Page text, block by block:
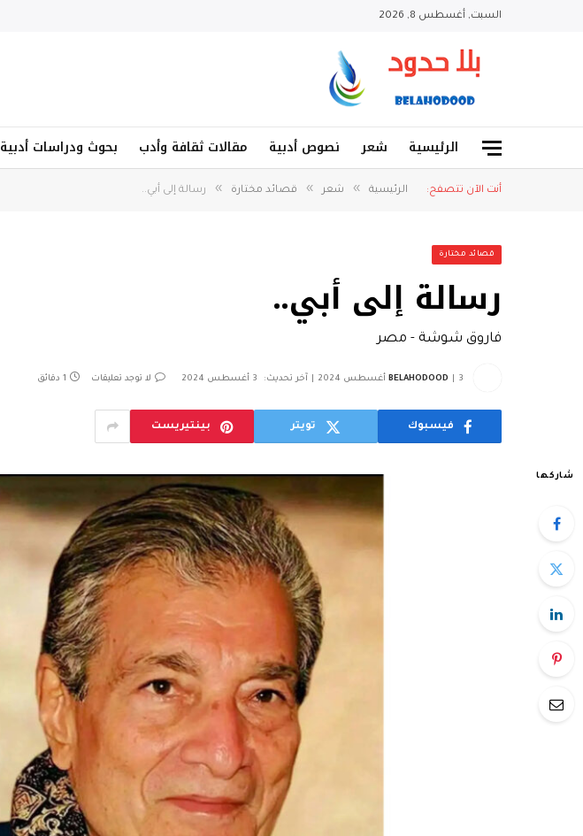
السبت, أغسطس 8, 2026
الرئيسية شعر نصوص أدبية مقالات ثقافة وأدب بحوث ودراسات أدبية
أنت الآن تتصفح: الرئيسية » شعر » قصائد مختارة » رسالة إلى أبي..
قصائد مختارة
رسالة إلى أبي..
فاروق شوشة - مصر
BELAHODOOD 3 أغسطس 2024 آخر تحديث: 3 أغسطس 2024 لا توجد تعليقات 1 دقائق
فيسبوك تويتر بينتيريست
شاركها